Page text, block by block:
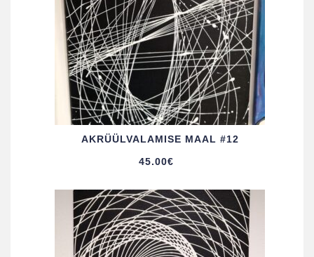
AKRÜÜL­VALAMISE MAAL #12
45.00€